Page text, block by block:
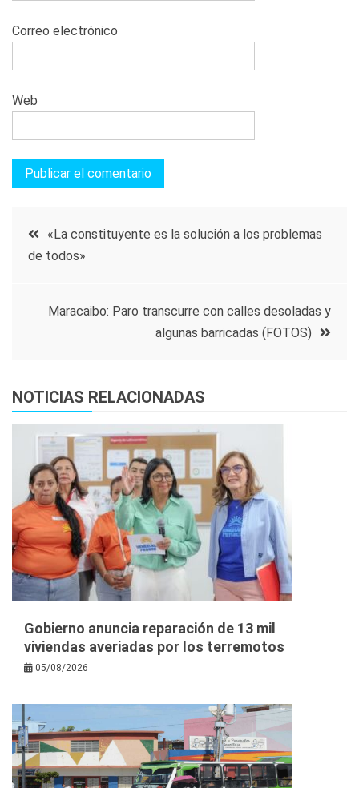
Correo electrónico
Web
Navegación
entradas
«La constituyente es la solución a los problemas
de todos»
Maracaibo: Paro transcurre con calles desoladas y
algunas barricadas (FOTOS)
NOTICIAS RELACIONADAS
Gobierno anuncia reparación de 13 mil
viviendas averiadas por los terremotos
05/08/2026